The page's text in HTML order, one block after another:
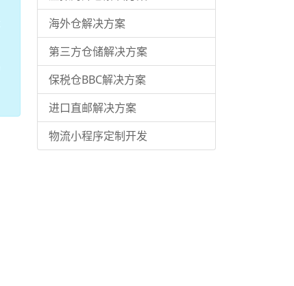
海外仓解决方案
第三方仓储解决方案
保税仓BBC解决方案
进口直邮解决方案
物流小程序定制开发